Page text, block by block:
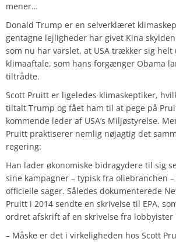
mener…
Donald Trump er en selverklæret
gentagne lejligheder har givet Kina
som nu har varslet, at USA trækker sig helt
klimaaftale, som hans forgænger Obama
tiltrådte.
Scott Pruitt er ligeledes klimaskeptiker,
tiltalt Trump og fået ham til at pege på
kommende leder af USA’s Miljøstyrelse.
Pruitt praktiserer nemlig nøjagtig det
regering:
Han lader økonomiske bidragydere til sig
sine kampagner – typisk fra oliebranchen
officielle sager. Således dokumenterede
Pruitt i 2014 sendte en skrivelse til EPA,
ordret afskrift af en skrivelse fra
– Måske er det i virkeligheden hos Scott